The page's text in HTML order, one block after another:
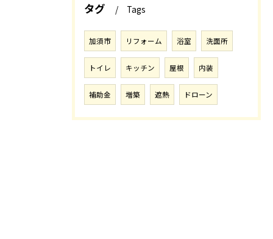
タグ Tags
加須市 リフォーム 浴室 洗面所
トイレ キッチン 屋根 内装
補助金 増築 遮熱 ドローン